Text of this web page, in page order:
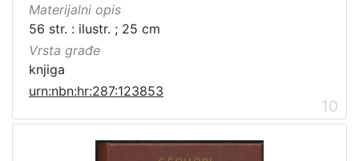
Materijalni opis
56 str. : ilustr. ; 25 cm
Vrsta građe
knjiga
urn:nbn:hr:287:123853
10